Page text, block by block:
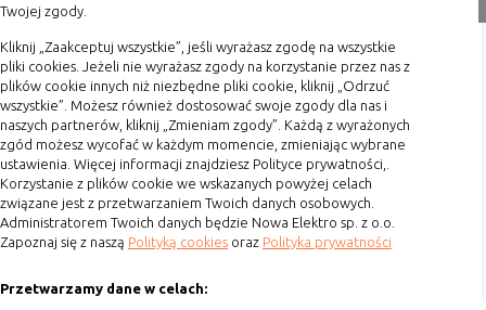
Twojej zgody.
Kliknij „Zaakceptuj wszystkie”, jeśli wyrażasz zgodę na wszystkie
pliki cookies. Jeżeli nie wyrażasz zgody na korzystanie przez nas z
plików cookie innych niż niezbędne pliki cookie, kliknij „Odrzuć
wszystkie”. Możesz również dostosować swoje zgody dla nas i
naszych partnerów, kliknij „Zmieniam zgody”. Każdą z wyrażonych
zgód możesz wycofać w każdym momencie, zmieniając wybrane
ustawienia. Więcej informacji znajdziesz Polityce prywatności,.
Korzystanie z plików cookie we wskazanych powyżej celach
związane jest z przetwarzaniem Twoich danych osobowych.
Administratorem Twoich danych będzie Nowa Elektro sp. z o.o.
Zapoznaj się z naszą Polityką cookies oraz Polityka prywatności
Przetwarzamy dane w celach:
Terminy realizacji
Koszty przesyłki
Dostawa
Reklamacje
Zwrot towaru
Kontakt
Szybki kontakt